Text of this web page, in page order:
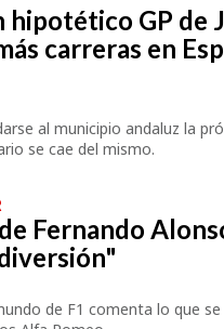
hipotético GP de
carreras en
al municipio andaluz la
se cae del mismo.
Fernando
de F1 comenta lo que